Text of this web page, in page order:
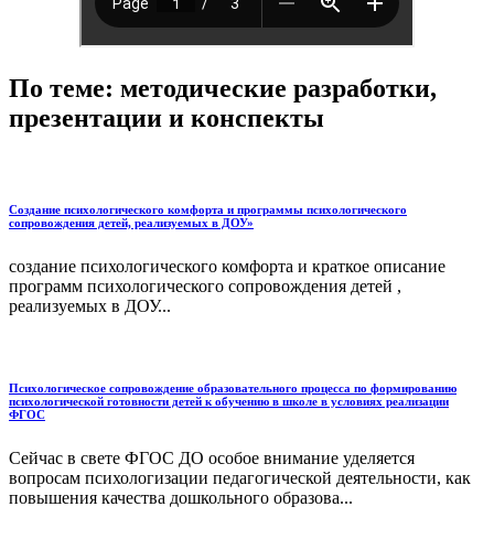
По теме: методические разработки,
презентации и конспекты
Создание психологического комфорта и программы психологического
сопровождения детей, реализуемых в ДОУ»
создание психологического комфорта и краткое описание
программ психологического сопровождения детей ,
реализуемых в ДОУ...
Психологическое сопровождение образовательного процесса по формированию
психологической готовности детей к обучению в школе в условиях реализации
ФГОС
Сейчас в свете ФГОС ДО особое внимание уделяется
вопросам психологизации педагогической деятельности, как
повышения качества дошкольного образова...